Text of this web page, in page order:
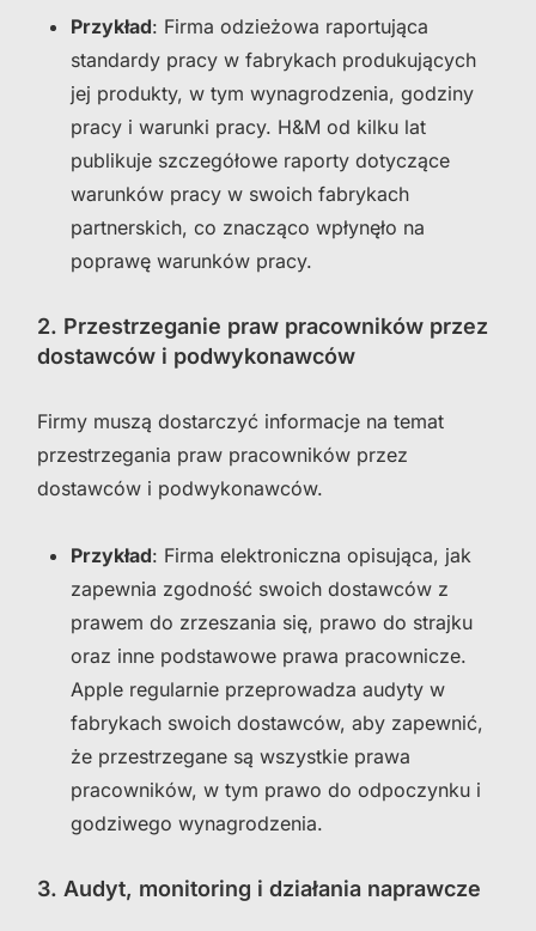
Przykład: Firma odzieżowa raportująca
standardy pracy w fabrykach produkujących
jej produkty, w tym wynagrodzenia, godziny
pracy i warunki pracy. H&M od kilku lat
publikuje szczegółowe raporty dotyczące
warunków pracy w swoich fabrykach
partnerskich, co znacząco wpłynęło na
poprawę warunków pracy.
2. Przestrzeganie praw pracowników przez
dostawców i podwykonawców
Firmy muszą dostarczyć informacje na temat
przestrzegania praw pracowników przez
dostawców i podwykonawców.
Przykład: Firma elektroniczna opisująca, jak
zapewnia zgodność swoich dostawców z
prawem do zrzeszania się, prawo do strajku
oraz inne podstawowe prawa pracownicze.
Apple regularnie przeprowadza audyty w
fabrykach swoich dostawców, aby zapewnić,
że przestrzegane są wszystkie prawa
pracowników, w tym prawo do odpoczynku i
godziwego wynagrodzenia.
3. Audyt, monitoring i działania naprawcze